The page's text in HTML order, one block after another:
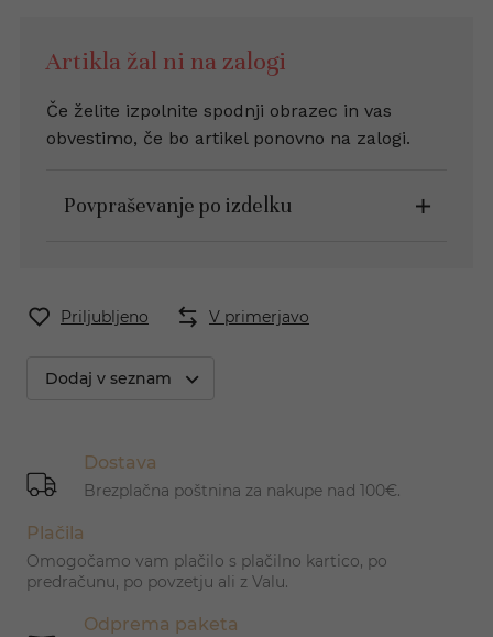
Artikla žal ni na zalogi
Če želite izpolnite spodnji obrazec in vas
obvestimo, če bo artikel ponovno na zalogi.
Povpraševanje po izdelku
Priljubljeno V primerjavo
Dodaj v seznam
Dostava
Brezplačna poštnina za nakupe nad 100€.
Plačila
Omogočamo vam plačilo s plačilno kartico, po
predračunu, po povzetju ali z Valu.
Odprema paketa